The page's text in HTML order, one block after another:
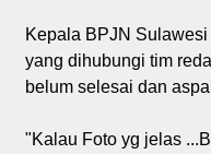
Kepala BPJN
yang dihubungi tim
belum selesai dan
"Kalau Foto yg jelas